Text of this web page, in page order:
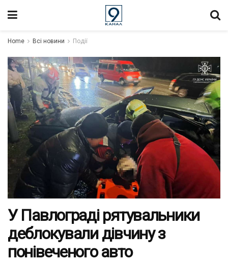
Home Всі новини Події
У Павлограді рятувальники
деблокували дівчину з
понівеченого авто